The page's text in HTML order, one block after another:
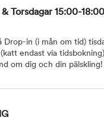
Torsdagar 15:00-18:00
in (i mån om tid)
endast via
om dig och din pälskling!